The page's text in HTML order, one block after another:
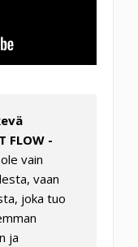
FLOW -
vain
vaan
joka tuo
ja